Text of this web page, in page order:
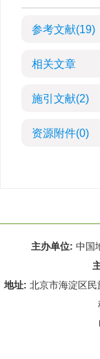
参考文献(19)
相关文章
施引文献(2)
资源附件(0)
主办单位: 中国
地址: 北京市海淀区